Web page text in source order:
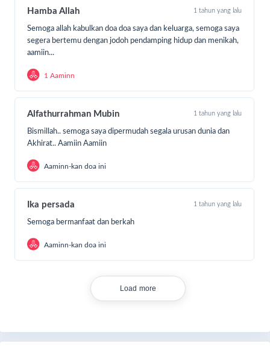
Hamba Allah 1 tahun yang lalu
Semoga allah kabulkan doa doa saya dan keluarga, semoga saya
segera bertemu dengan jodoh pendamping hidup dan menikah,
aamiin...
1 Aaminn
Alfathurrahman Mubin 1 tahun yang lalu
Bismillah.. semoga saya dipermudah segala urusan dunia dan
Akhirat.. Aamiin Aamiin
Aaminn-kan doa ini
Ika persada 1 tahun yang lalu
Semoga bermanfaat dan berkah
Aaminn-kan doa ini
Load more